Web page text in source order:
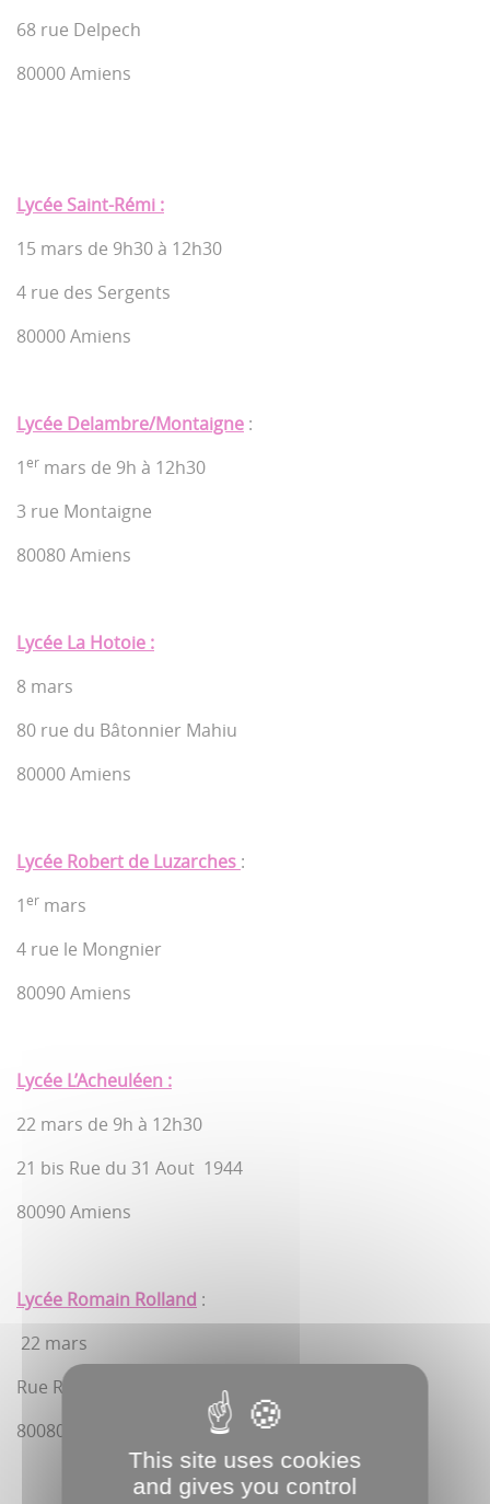
68 rue Delpech
80000 Amiens
Lycée Saint-Rémi :
15 mars de 9h30 à 12h30
4 rue des Sergents
80000 Amiens
Lycée Delambre/Montaigne :
1er mars de 9h à 12h30
3 rue Montaigne
80080 Amiens
Lycée La Hotoie :
8 mars
80 rue du Bâtonnier Mahiu
80000 Amiens
Lycée Robert de Luzarches :
1er mars
4 rue le Mongnier
80090 Amiens
Lycée L’Acheuléen :
22 mars de 9h à 12h30
21 bis Rue du 31 Aout 1944
80090 Amiens
Lycée Romain Rolland :
22 mars
Rue Roger Martin du Gard
80080 Amiens
This site uses cookies
and gives you control